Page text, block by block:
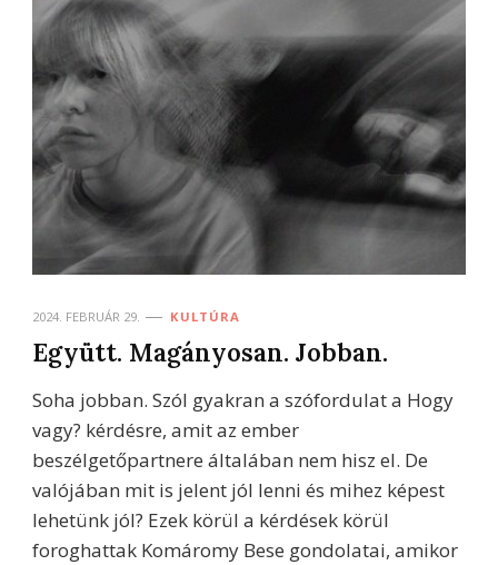
2024. FEBRUÁR 29. KULTÚRA
Együtt. Magányosan. Jobban.
Soha jobban. Szól gyakran a szófordulat a Hogy
vagy? kérdésre, amit az ember
beszélgetőpartnere általában nem hisz el. De
valójában mit is jelent jól lenni és mihez képest
lehetünk jól? Ezek körül a kérdések körül
foroghattak Komáromy Bese gondolatai, amikor